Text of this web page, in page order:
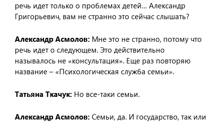
речь идет только о проблемах детей… Александр
Григорьевич, вам не странно это сейчас слышать?
Александр Асмолов: Мне это не странно, потому что
речь идет о следующем. Это действительно
называлось не «консультация». Еще раз повторяю
название – «Психологическая служба семьи».
Татьяна Ткачук: Но все-таки семьи.
Александр Асмолов: Семьи, да. И государство, так или